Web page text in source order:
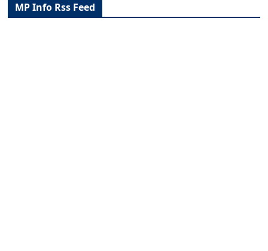
MP Info Rss Feed